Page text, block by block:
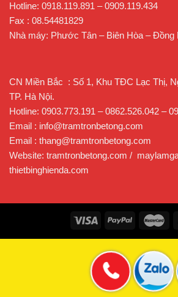
Hotline: 0918.119.891 – 0909.119.434
Fax : 08.54481829
Nhà máy: Phước Tân – Biên Hòa – Đồng
CN Miền Bắc : Số 1, Khu TĐC Lạc Thị,
TP. Hà Nội.
Hotline: 0903.773.191 – 0862.526.042 –
Email : info@tramtronbetong.com
Email : thang@tramtronbetong.com
Website: tramtronbetong.com /
thietbinghienda.com